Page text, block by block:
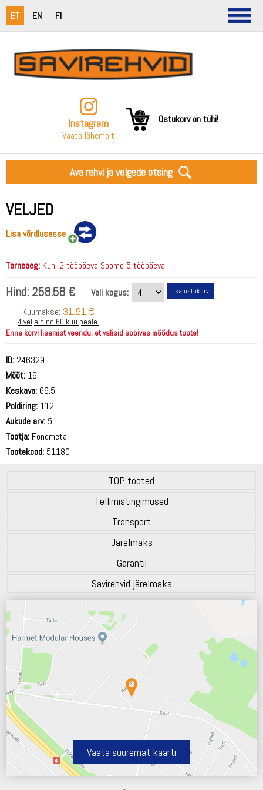
ET EN FI
Instagram
Vaata lähemalt
Ostukorv on tühi!
Ava rehvi ja velgede otsing
VELJED
Lisa võrdlusesse
Tarneaeg: Kuni 2 tööpäeva Soome 5 tööpäeva.
Hind: 258.58 €
Vali kogus:
Kuumakse: 31.91 €
4 velje hind 60 kuu peale.
Enne korvi lisamist veendu, et valisid sobivas mõõdus toote!
ID: 246329
Mõõt: 19"
Keskava: 66.5
Poldiring: 112
Aukude arv: 5
Tootja: Fondmetal
Tootekood: 51180
TOP tooted
Tellimistingimused
Transport
Järelmaks
Garantii
Savirehvid järelmaks
Vaata suuremat kaarti